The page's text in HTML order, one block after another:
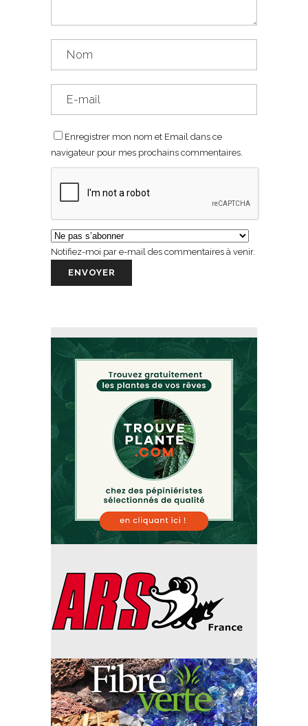
Enregistrer mon nom et Email dans ce
navigateur pour mes prochains commentaires.
Notifiez-moi par e-mail des commentaires à venir.